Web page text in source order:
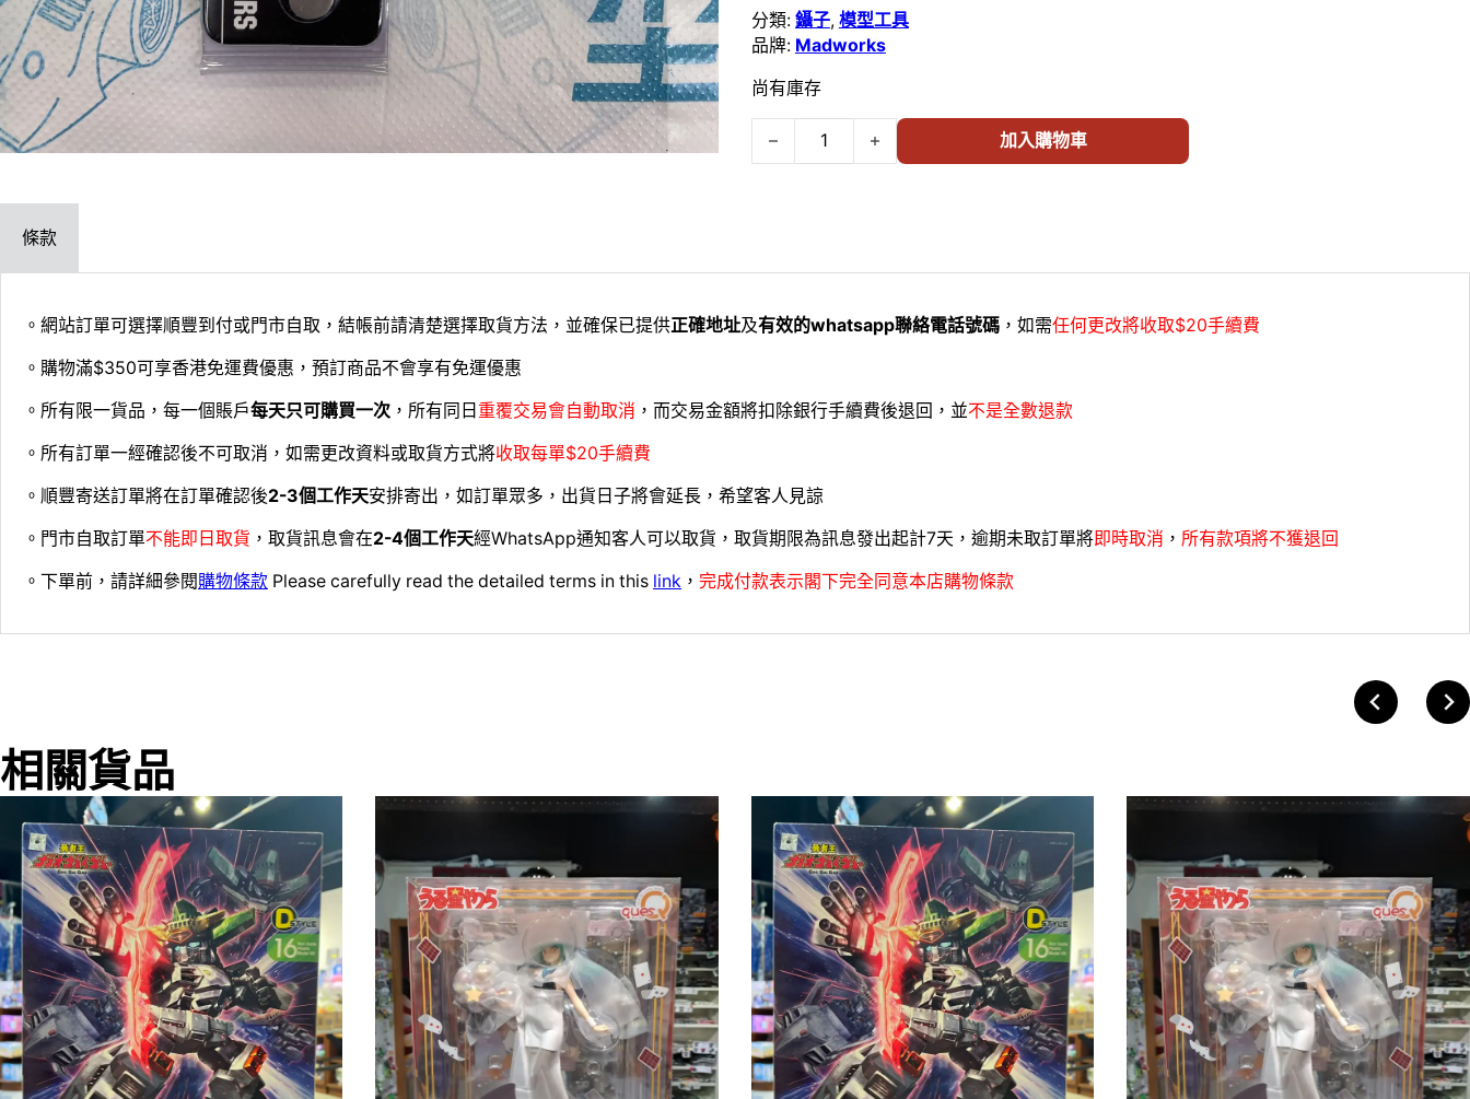
分類: 鑷子, 模型工具
品牌: Madworks
尚有庫存
MADWORKS 標準尖型模型用精密鑷子 CLASSIC POINT TIP TWEEZERS ST-02 數量
加入購物車
條款
。網站訂單可選擇順豐到付或門市自取，結帳前請清楚選擇取貨方法，並確保已提供正確地址及有效的whatsapp聯絡電話號碼 ，如需任何更改將收取$20手續費
。購物滿$350可享香港免運費優惠，預訂商品不會享有免運優惠
。所有限一貨品，每一個賬戶每天只可購買一次 ，所有同日 重覆交易會自動取消 ，而交易金額將扣除銀行手續費後退回，並不是全數退款
。所有訂單一經確認後不可取消，如需更改資料或取貨方式將收取每單$20手續費
。順豐寄送訂單將在訂單確認後2-3個工作天安排寄出，如訂單眾多，出貨日子將會延長，希望客人見諒
。門市自取訂單不能即日取貨 ，取貨訊息會在2-4個工作天經WhatsApp通知客人可以取貨，取貨期限為訊息發出起計7天，逾期未取訂單將即時取消 ， 所有款項將不獲退回
。下單前，請詳細參閱購物條款 Please carefully read the detailed terms in this link ， 完成付款表示閣下完全同意本店購物條款
相關貨品